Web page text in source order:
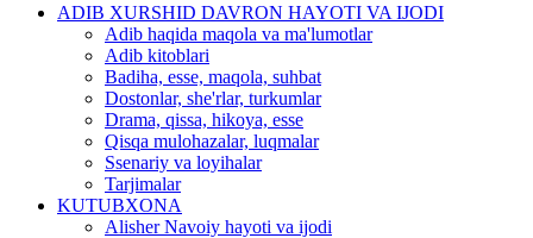
ADIB XURSHID DAVRON HAYOTI VA IJODI
Adib haqida maqola va ma'lumotlar
Adib kitoblari
Badiha, esse, maqola, suhbat
Dostonlar, she'rlar, turkumlar
Drama, qissa, hikoya, esse
Qisqa mulohazalar, luqmalar
Ssenariy va loyihalar
Tarjimalar
KUTUBXONA
Alisher Navoiy hayoti va ijodi